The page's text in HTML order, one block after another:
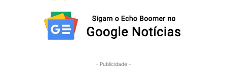
- Publicidade -